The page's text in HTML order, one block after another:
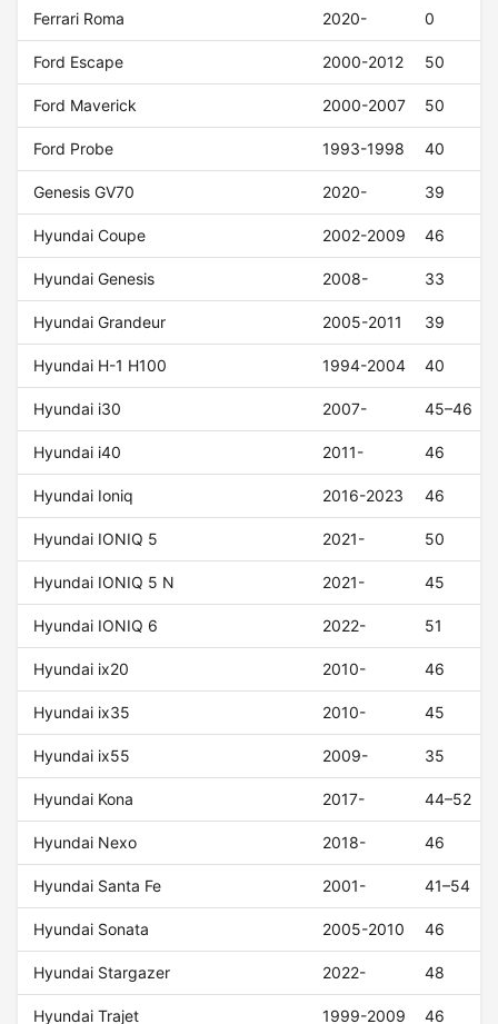
Ferrari Roma 2020- 0
Ford Escape 2000-2012 50
Ford Maverick 2000-2007 50
Ford Probe 1993-1998 40
Genesis GV70 2020- 39
Hyundai Coupe 2002-2009 46
Hyundai Genesis 2008- 33
Hyundai Grandeur 2005-2011 39
Hyundai H-1 H100 1994-2004 40
Hyundai i30 2007- 45–46
Hyundai i40 2011- 46
Hyundai Ioniq 2016-2023 46
Hyundai IONIQ 5 2021- 50
Hyundai IONIQ 5 N 2021- 45
Hyundai IONIQ 6 2022- 51
Hyundai ix20 2010- 46
Hyundai ix35 2010- 45
Hyundai ix55 2009- 35
Hyundai Kona 2017- 44–52
Hyundai Nexo 2018- 46
Hyundai Santa Fe 2001- 41–54
Hyundai Sonata 2005-2010 46
Hyundai Stargazer 2022- 48
Hyundai Trajet 1999-2009 46